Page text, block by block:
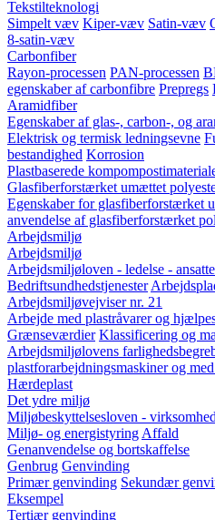
Tekstilteknologi
Simpelt væv Kiper-væv Satin-væv
8-satin-væv
Carbonfiber
Rayon-processen PAN-processen
egenskaber af carbonfibre Prepregs
Aramidfiber
Egenskaber af glas-, carbon-, og
Elektrisk og termisk ledningsevne
bestandighed Korrosion
Plastbaserede
Glasfiberforstærket umættet
Egenskaber for glasfiberforstærket
anvendelse af glasfiberforstærket
Arbejdsmiljø
Arbejdsmiljø
Arbejdsmiljøloven - ledelse -
Bedriftsundhedstjenester
Arbejdsmiljøvejviser nr. 21
Arbejde med plastråvarer og
Grænseværdier Klassificering og
Arbejdsmiljølovens
plastforarbejdningsmaskiner og
Hærdeplast
Det ydre miljø
Miljøbeskyttelsesloven -
Miljø- og energistyring Affald
Genanvendelse og bortskaffelse
Genbrug Genvinding
Primær genvinding Sekundær
Eksempel
Tertiær genvinding